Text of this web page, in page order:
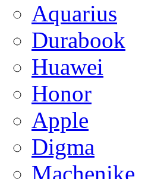
Aquarius
Durabook
Huawei
Honor
Apple
Digma
Machenike